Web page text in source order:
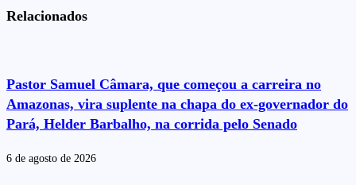
Relacionados
Pastor Samuel Câmara, que começou a carreira no
Amazonas, vira suplente na chapa do ex-governador do
Pará, Helder Barbalho, na corrida pelo Senado
6 de agosto de 2026